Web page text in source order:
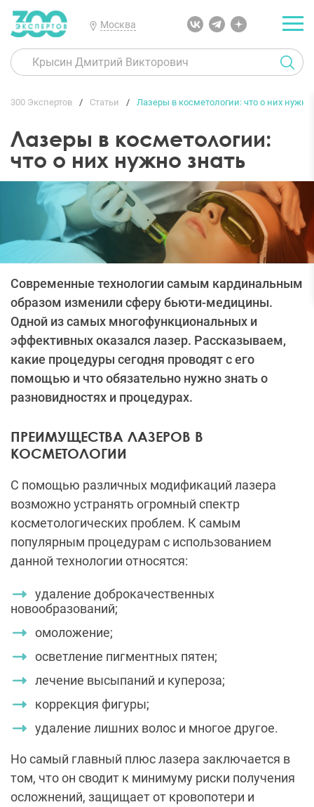
Москва
300 Экспертов Статьи Лазеры в косметологии: что о них нужно
Лазеры в косметологии:
что о них нужно знать
Современные технологии самым кардинальным
образом изменили сферу бьюти-медицины.
Одной из самых многофункциональных и
эффективных оказался лазер. Рассказываем,
какие процедуры сегодня проводят с его
помощью и что обязательно нужно знать о
разновидностях и процедурах.
ПРЕИМУЩЕСТВА ЛАЗЕРОВ В
КОСМЕТОЛОГИИ
С помощью различных модификаций лазера
возможно устранять огромный спектр
косметологических проблем. К самым
популярным процедурам с использованием
данной технологии относятся:
удаление доброкачественных
новообразований;
омоложение;
осветление пигментных пятен;
лечение высыпаний и купероза;
коррекция фигуры;
удаление лишних волос и многое другое.
Но самый главный плюс лазера заключается в
том, что он сводит к минимуму риски получения
осложнений, защищает от кровопотери и